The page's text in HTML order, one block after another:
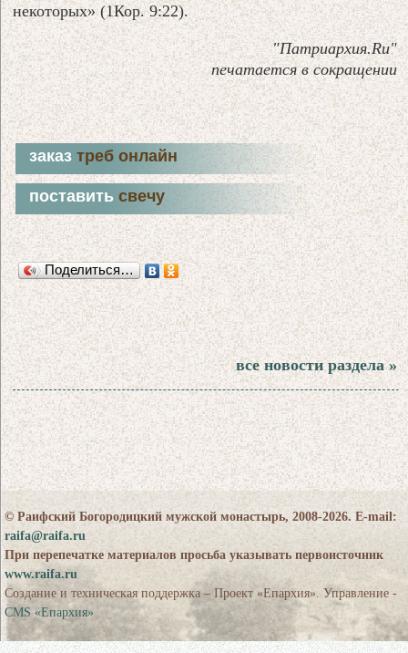
некоторых» (1Кор. 9:22).
"Патриархия.Ru"
печатается в сокращении
заказтреб онлайн
поставитьсвечу
Поделиться…
все новости раздела »
© Раифский Богородицкий мужской монастырь, 2008-2026. E-mail:
raifa@raifa.ru
При перепечатке материалов просьба указывать первоисточник
www.raifa.ru
Создание и техническая поддержка – Проект «Епархия». Управление -
CMS «Епархия»